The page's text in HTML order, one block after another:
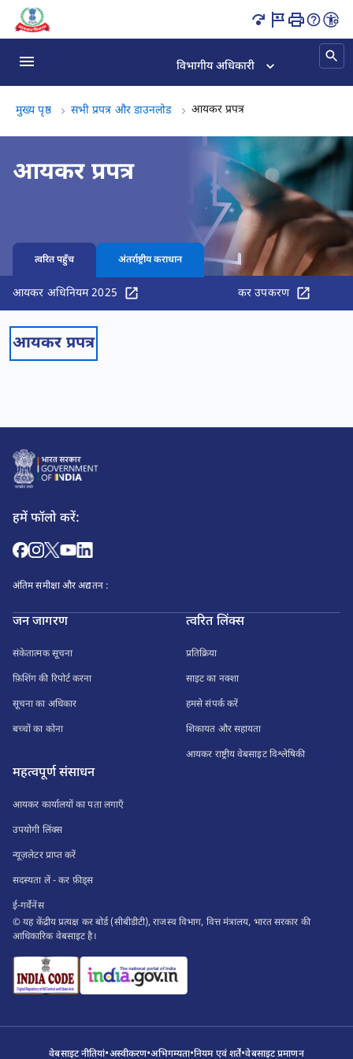
आयकर प्रपत्र पृष्ठ लोड हो गया
विभागीय अधिकारी
मुख्य पृष्ठ सभी प्रपत्र और डाउनलोड आयकर प्रपत्रआयकर प्रपत्र, (3 का 3)
आयकर प्रपत्र
त्वरित पहुँच अंतर्राष्ट्रीय कराधान
आयकर अधिनियम 2025 कर उपकरण
आयकर प्रपत्र
हमें फॉलो करें:
अंतिम समीक्षा और अद्यतन :
जन जागरण
संकेतात्मक सूचना
फ़िशिंग की रिपोर्ट करना
सूचना का अधिकार
बच्चों का कोना
त्वरित लिंक्स
प्रतिक्रिया
साइट का नक्शा
हमसे संपर्क करें
शिकायत और सहायता
आयकर राष्ट्रीय वेबसाइट विश्लेषिकी
महत्वपूर्ण संसाधन
आयकर कार्यालयों का पता लगाएँ
उपयोगी लिंक्स
न्यूज़लेटर प्राप्त करें
सदस्यता लें - कर फ़ीड्स
ई-गर्वेनेंस
© यह केंद्रीय प्रत्यक्ष कर बोर्ड (सीबीडीटी), राजस्व विभाग, वित्त मंत्रालय, भारत सरकार की
आधिकारिक वेबसाइट है।
वेबसाइट नीतियां•अस्वीकरण•अभिगम्यता•नियम एवं शर्तें•वेबसाइट प्रमाणन